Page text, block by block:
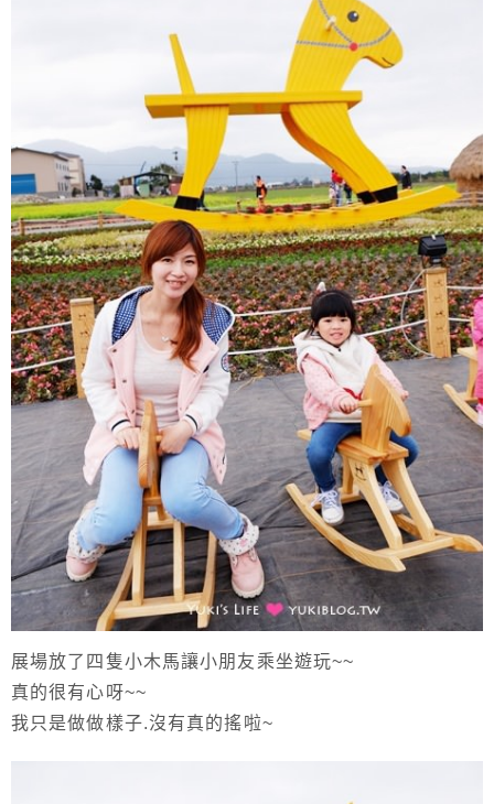
展場放了四隻小木馬讓小朋友乘坐遊玩~~
真的很有心呀~~
我只是做做樣子.沒有真的搖啦~